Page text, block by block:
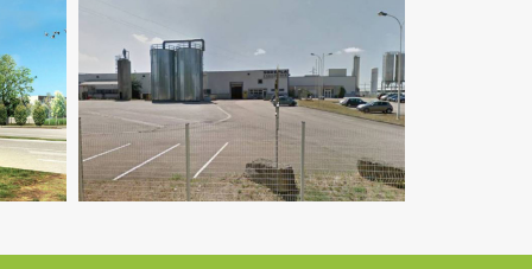
/
Industrie Ingenierie TCE Pilotage
D'opération / MOEX